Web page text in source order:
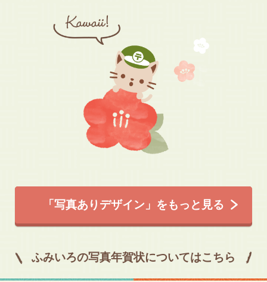
「写真ありデザイン」をもっと見る
ふみいろの写真年賀状についてはこちら